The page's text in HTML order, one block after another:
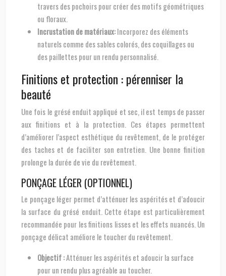
travers des pochoirs pour créer des motifs géométriques
ou floraux.
Incrustation de matériaux:Incorporez des éléments
naturels comme des sables colorés, des coquillages ou
des paillettes pour un rendu personnalisé.
Finitions et protection : pérenniser la
beauté
Une fois le grésé enduit appliqué et sec, il est temps de passer
aux finitions et à la protection. Ces étapes permettent
d’améliorer l’aspect esthétique du revêtement, de le protéger
des taches et de faciliter son entretien. Une bonne finition
prolonge la durée de vie du revêtement.
PONÇAGE LÉGER (OPTIONNEL)
Le ponçage léger permet d’atténuer les aspérités et d’adoucir
la surface du grésé enduit. Cette étape est particulièrement
recommandée pour les finitions lisses et les effets nuancés. Un
ponçage délicat améliore le toucher du revêtement.
Objectif :Atténuer les aspérités et adoucir la surface
pour un rendu plus agréable au toucher.